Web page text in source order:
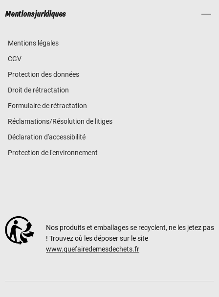
Mentions juridiques
Mentions légales
CGV
Protection des données
Droit de rétractation
Formulaire de rétractation
Réclamations/Résolution de litiges
Déclaration d'accessibilité
Protection de l'environnement
Nos produits et emballages se recyclent, ne les jetez pas
! Trouvez où les déposer sur le site
www.quefairedemesdechets.fr